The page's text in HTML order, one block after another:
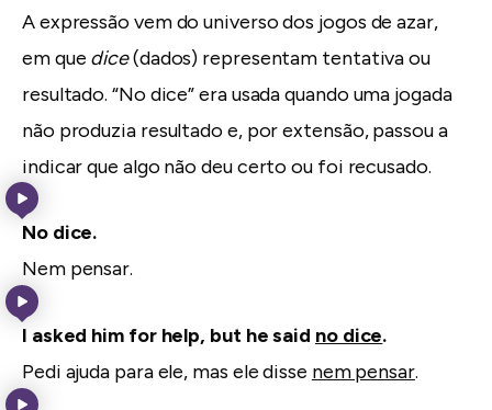
A expressão vem do universo dos jogos de azar,
em que dice(dados) representam tentativa ou
resultado. “No dice” era usada quando uma jogada
não produzia resultado e, por extensão, passou a
indicar que algo não deu certo ou foi recusado.
No dice.
Nem pensar.
I asked him for help, but he said no dice.
Pedi ajuda para ele, mas ele disse nem pensar.